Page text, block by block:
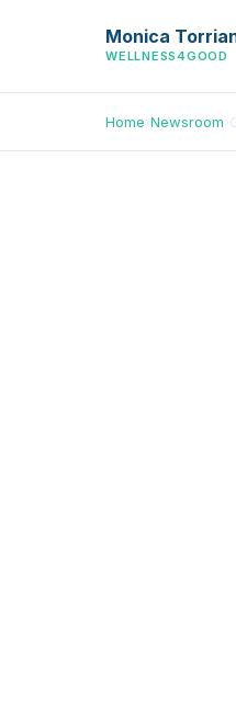
Monica
WELLNESS4GOOD
Home›Newsroom›